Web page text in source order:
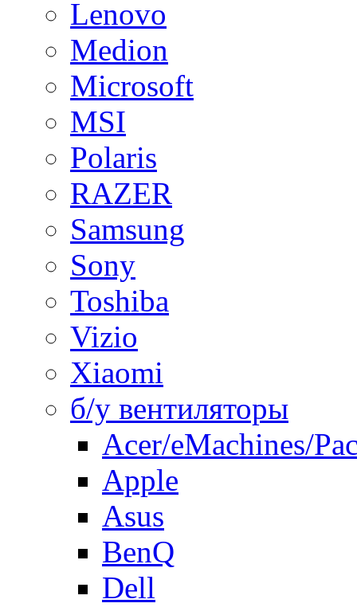
Lenovo
Medion
Microsoft
MSI
Polaris
RAZER
Samsung
Sony
Toshiba
Vizio
Xiaomi
б/у вентиляторы
Acer/eMachines/
Apple
Asus
BenQ
Dell